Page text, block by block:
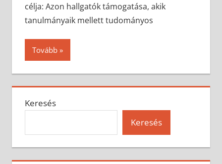
célja: Azon hallgatók támogatása, akik
tanulmányaik mellett tudományos
Tovább
Keresés
Keresés